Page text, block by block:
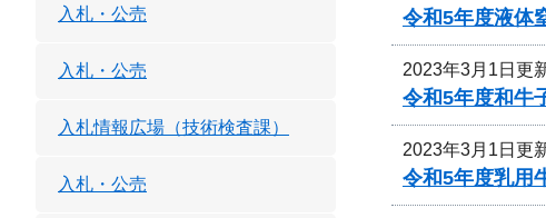
令和5年度液体
2023年3月1日更
令和5年度和牛
2023年3月1日更
令和5年度乳用
入札・公売
入札・公売
入札情報広場（技術検査課）
入札・公売